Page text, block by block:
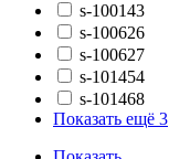
s-100143
s-100626
s-100627
s-101454
s-101468
Показать ещё 3